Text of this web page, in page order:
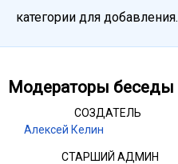
категории для добавления.
Модераторы беседы
СОЗДАТЕЛЬ
Алексей Келин
СТАРШИЙ АДМИН